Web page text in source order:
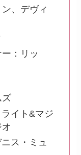
、デヴィ
：リッ
ズ
イト&マジ
ス・ミュ